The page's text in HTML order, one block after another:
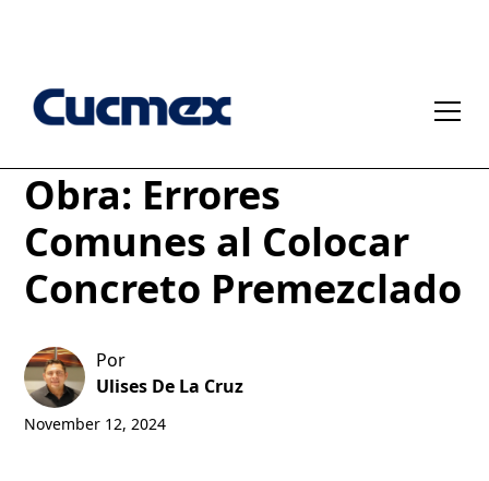
Obra: Errores
Comunes al Colocar
Concreto Premezclado
Por
Ulises De La Cruz
November 12, 2024